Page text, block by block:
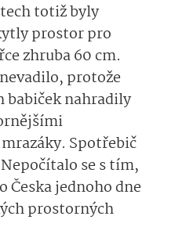
totiž byly
prostor pro
zhruba 60 cm.
protože
babiček nahradily
Spotřebič
se s tím,
Česka jednoho dne
prostorných